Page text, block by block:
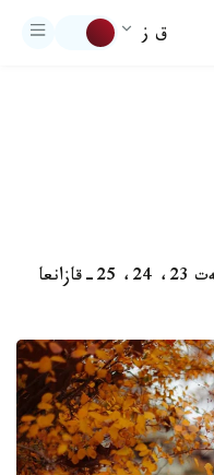
ق ز
استانا. KAZINFORM – قازگيدرومەت 23، 24، 25-قازانعا